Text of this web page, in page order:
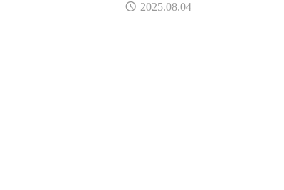
2025.08.04